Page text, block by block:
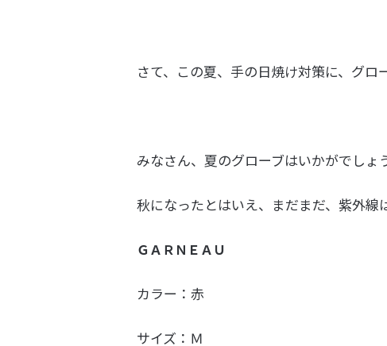
さて、この夏、手の日焼け対策に、グロ
みなさん、夏のグローブはいかがでしょ
秋になったとはいえ、まだまだ、紫外線
ＧＡＲＮＥＡＵ
カラー：赤
サイズ：Ｍ